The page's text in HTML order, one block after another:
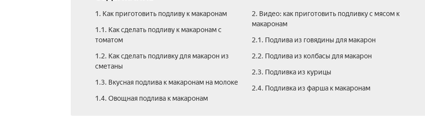
1. Как приготовить подливу к макаронам
1.1. Как сделать подливу к макаронам с
томатом
1.2. Как сделать подливку для макарон из
сметаны
1.3. Вкусная подлива к макаронам на молоке
1.4. Овощная подлива к макаронам
2. Видео: как приготовить подливку с мясом к
макаронам
2.1. Подлива из говядины для макарон
2.2. Подлива из колбасы для макарон
2.3. Подливка из курицы­
2.4. Подливка из фарша к макаронам